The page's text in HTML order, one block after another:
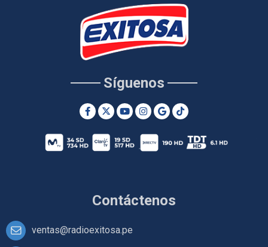
Contáctenos
ventas@radioexitosa.pe
Síguenos